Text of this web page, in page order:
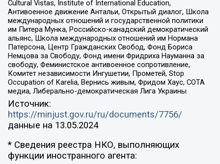
Cultural Vistas, Institute of International Education,
Антивоенное движение Антальи, Открытый диалог, Школа
международных отношений и государственной политики
им Питера Мунка, Российско-канадский демократический
альянс, Школа международных отношений им Нормана
Патерсона, Центр Гражданских Свобод, Фонд Бориса
Немцова за Свободу, Фонд имени Фридриха Науманна за
свободу, Феминистское антивоенное сопротивление,
Комитет независимости Ингушетии, Прометей, Stop
Occupation of Karelia, Вернись живым, Фридом Хаус, СОТА
медиа, Либерально-демократическая Лига Украины
Источник:
https://minjust.gov.ru/ru/documents/7756/
данные на 13.05.2024
* Сведения реестра НКО, выполняющих
функции иностранного агента: